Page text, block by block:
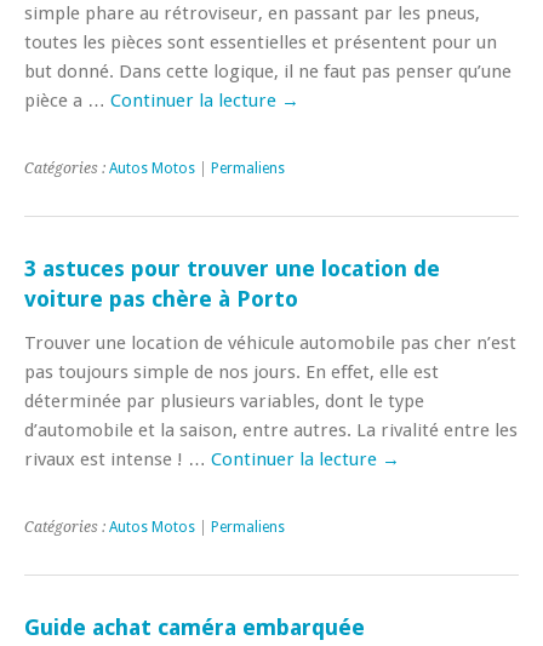
simple phare au rétroviseur, en passant par les pneus,
toutes les pièces sont essentielles et présentent pour un
but donné. Dans cette logique, il ne faut pas penser qu’une
pièce a … Continuer la lecture →
Catégories : Autos Motos Permaliens
3 astuces pour trouver une location de
voiture pas chère à Porto
Trouver une location de véhicule automobile pas cher n’est
pas toujours simple de nos jours. En effet, elle est
déterminée par plusieurs variables, dont le type
d’automobile et la saison, entre autres. La rivalité entre les
rivaux est intense ! … Continuer la lecture →
Catégories : Autos Motos Permaliens
Guide achat caméra embarquée